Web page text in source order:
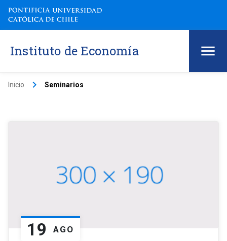
Instituto de Economía
Inicio keyboard_arrow_right Seminarios
19 AGO